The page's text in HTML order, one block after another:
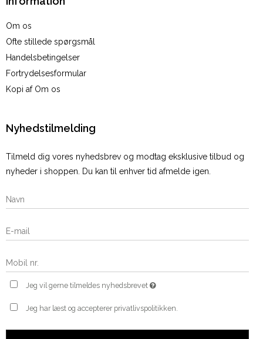
Om os
Ofte stillede spørgsmål
Handelsbetingelser
Fortrydelsesformular
Kopi af Om os
Nyhedstilmelding
Tilmeld dig vores nyhedsbrev og modtag eksklusive tilbud og
nyheder i shoppen. Du kan til enhver tid afmelde igen.
Jeg vil gerne tilmeldes nyhedsbrevet
Jeg har læst og accepterer privatlivspolitikken.